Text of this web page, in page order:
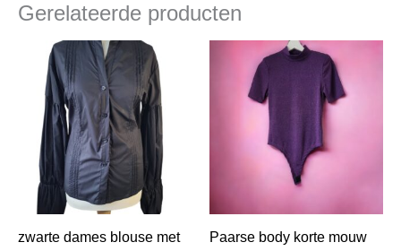
Gerelateerde producten
zwarte dames blouse met
Paarse body korte mouw